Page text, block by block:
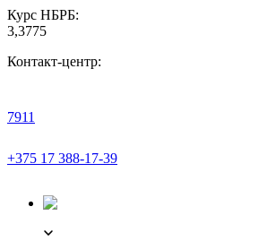
Курс НБРБ:
3,3775
Контакт-центр:
7911
+375 17 388-17-39